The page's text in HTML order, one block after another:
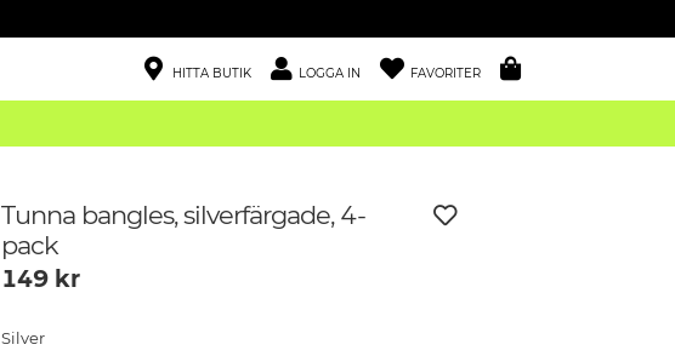
HITTA BUTIK LOGGA IN FAVORITER
Tunna bangles, silverfärgade, 4-
pack
149kr
Silver